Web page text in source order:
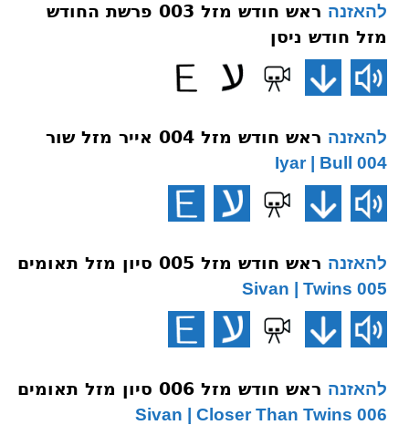
להאזנה
ראש חודש מזל 003 פרשת החודש
מזל חודש ניסן
להאזנה ראש חודש מזל 004 אייר מזל שור
004 Iyar | Bull
להאזנה ראש חודש מזל 005 סיון מזל תאומים
005 Sivan | Twins
להאזנה ראש חודש מזל 006 סיון מזל תאומים
006 Sivan | Closer Than Twins